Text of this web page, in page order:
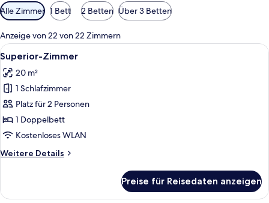
Verfügbare
Filter
für
Zimmer
Alle Zimmer 1 Bett 2 Betten Über 3 Betten
Anzeige von 22 von 22 Zimmern
Alle
Fotos
für
Superior-
Zimmer
anzeigen
Ein Hotelzimmer mit einem großen
2
Superior-Zimmer
20 m²
1 Schlafzimmer
Platz für 2 Personen
1 Doppelbett
Kostenloses WLAN
Weitere Details
Weitere
Zimmer
Preise für Reisedaten anzeigen